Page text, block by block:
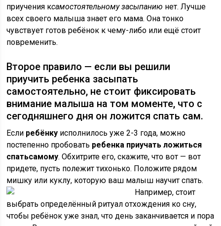
приучения ксамостоятельному засыпанию нет. Лучше
всех своего малыша знает его мама. Она тонко
чувствует готов ребёнок к чему-либо или ещё стоит
повременить.
Второе правило — если вы решили
приучить ребенка засыпать
самостоятельно, не стоит фиксировать
внимание малыша на том моменте, что с
сегодняшнего дня он ложится спать сам.
Если ребёнку исполнилось уже 2-3 года, можно
постепенно пробовать ребенка приучать ложиться
спатьсамому. Обхитрите его, скажите, что вот — вот
придете, пусть полежит тихонько. Положите рядом
мишку или куклу, которую ваш малыш научит спать.
Например, стоит
выбрать определённый ритуал отхождения ко сну,
чтобы ребёнок уже знал, что день заканчивается и пора